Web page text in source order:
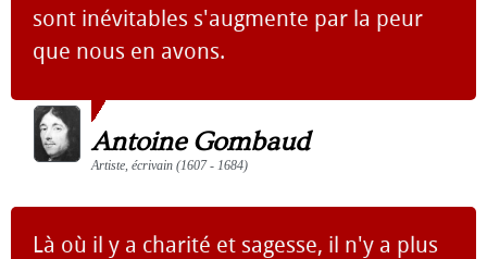
sont inévitables s'augmente par la peur
que nous en avons.
Antoine Gombaud
Artiste, écrivain (1607 - 1684)
Là où il y a charité et sagesse, il n'y a plus